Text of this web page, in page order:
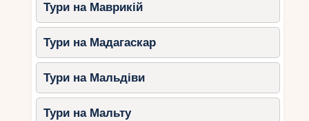
Тури на Маврикій
Тури на Мадагаскар
Тури на Мальдіви
Тури на Мальту